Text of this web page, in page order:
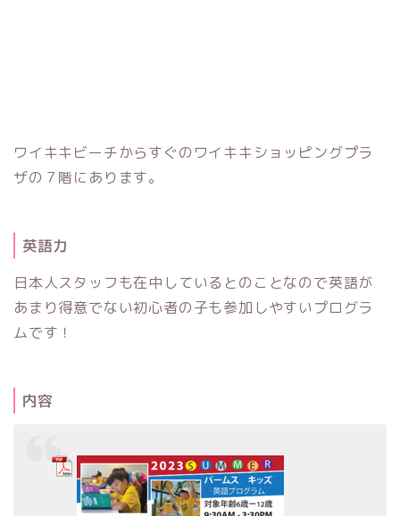
ワイキキビーチからすぐのワイキキショッピングプラ
ザの７階にあります。
英語力
日本人スタッフも在中しているとのことなので英語が
あまり得意でない初心者の子も参加しやすいプログラ
ムです！
内容